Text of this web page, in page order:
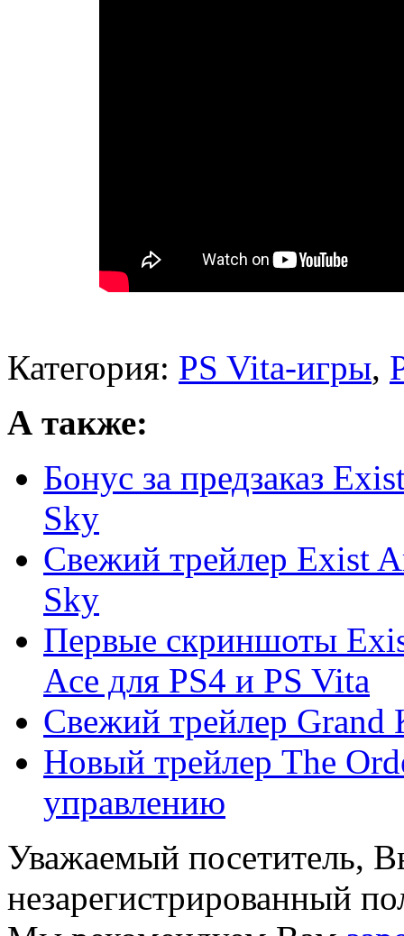
Категория: PS Vita-игры,
А также:
Бонус за предзаказ
Sky
Свежий трейлер Exist
Sky
Первые скриншоты
Ace для PS4 и PS Vita
Свежий трейлер Grand
Новый трейлер The
управлению
Уважаемый посетитель,
незарегистрированный